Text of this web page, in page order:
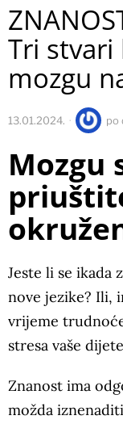
Tri stvari
mozgu
13.01.2024. po
Mozgu
Jeste li se ikada
nove jezike? Ili,
vrijeme
stresa vaše
Znanost ima
možda